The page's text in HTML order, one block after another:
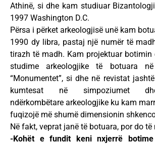
Athinë, si dhe kam studiuar
1997 Washington D.C.
Përsa i përket arkeologjisë unë kam
1990 dy libra, pastaj një numër të
tirazh të madh. Kam projektuar botimin
studime arkeologjike të botuara në
“Monumentet”, si dhe në revistat
kumtesat në simpoziumet
ndërkombëtare arkeologjike ku kam
fuqizojë më shumë dimensionin
Në fakt, veprat janë të botuara, por do të
-Kohët e fundit keni nxjerrë